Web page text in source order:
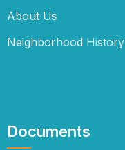
About Us
Neighborhood History
Documents